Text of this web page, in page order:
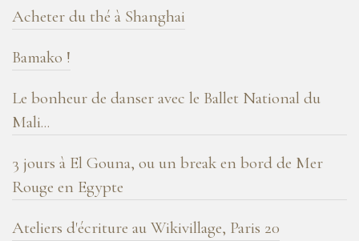
Acheter du thé à Shanghai
Bamako !
Le bonheur de danser avec le Ballet National du
Mali...
3 jours à El Gouna, ou un break en bord de Mer
Rouge en Egypte
Ateliers d'écriture au Wikivillage, Paris 20